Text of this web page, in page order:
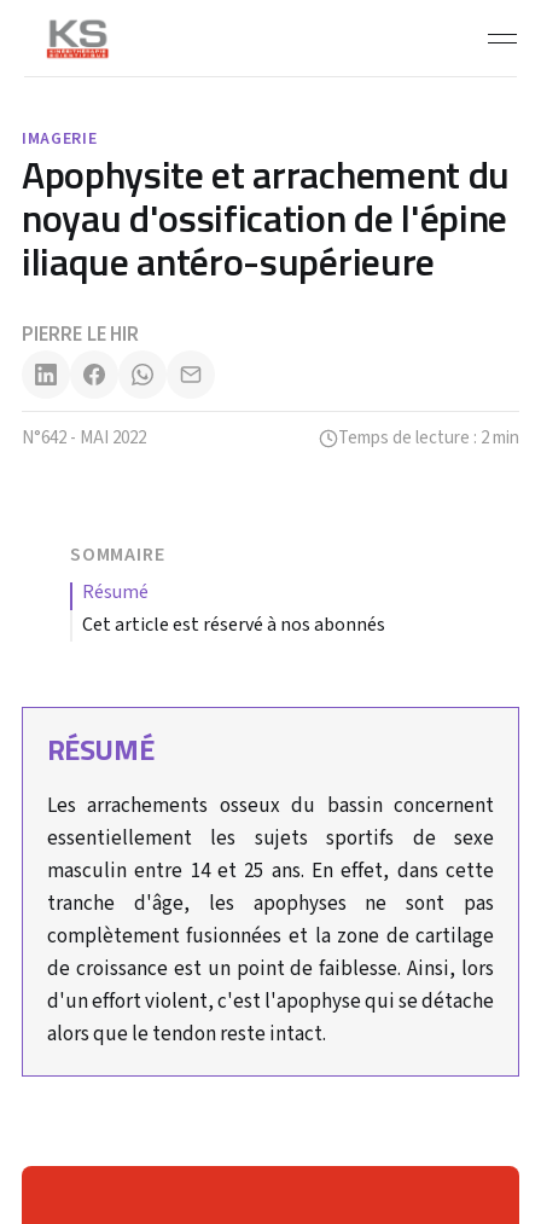
IMAGERIE
Apophysite et arrachement du
noyau d'ossification de l'épine
iliaque antéro-supérieure
PIERRE LE HIR
N°642 - MAI 2022 Temps de lecture : 2 min
SOMMAIRE
résumé
Cet article est réservé à nos abonnés
RÉSUMÉ
Les arrachements osseux du bassin concernent
essentiellement les sujets sportifs de sexe
masculin entre 14 et 25 ans. En effet, dans cette
tranche d'âge, les apophyses ne sont pas
complètement fusionnées et la zone de cartilage
de croissance est un point de faiblesse. Ainsi, lors
d'un effort violent, c'est l'apophyse qui se détache
alors que le tendon reste intact.